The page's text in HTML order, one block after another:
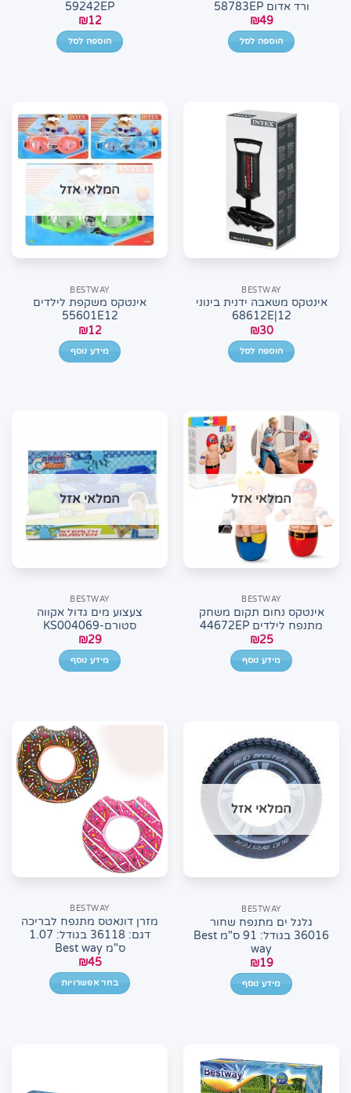
ורד אדום 58783EP
₪49
הוספה לסל
59242EP
₪12
הוספה לסל
BESTWAY
אינטקס משאבה ידנית בינוני
68612E|12
₪30
הוספה לסל
המלאי אזל
BESTWAY
אינטקס משקפת לילדים
55601E12
₪12
מידע נוסף
המלאי אזל
BESTWAY
אינטקס נחום תקום משחק
מתנפח לילדים 44672EP
₪25
מידע נוסף
המלאי אזל
BESTWAY
צעצוע מים גדול אקווה
סטורם-KS004069
₪29
מידע נוסף
המלאי אזל
BESTWAY
גלגל ים מתנפח שחור
36016 בגודל: 91 ס"מ Best
way
₪19
מידע נוסף
BESTWAY
מזרן דונאטס מתנפח לבריכה
דגם: 36118 בגודל: 1.07
ס"מ Best way
₪45
בחר אפשרויות